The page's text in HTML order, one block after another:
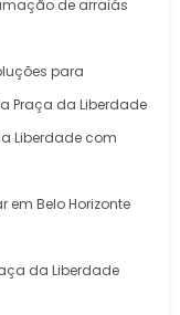
de arraiás
para
Praça da Liberdade
Liberdade com
em Belo Horizonte
da Liberdade